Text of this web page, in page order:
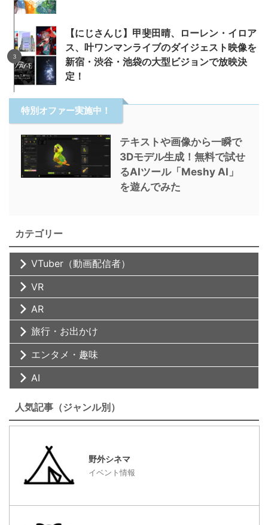
【にじさんじ】甲斐田晴、ローレン・イロア
ス、叶ワンマンライブのダイジェスト映像を
新宿・渋谷・池袋の大型ビジョンで放映決
定！
特別オファー実施中！
テキストや画像から一瞬で
3Dモデル生成！無料で試せ
るAIツール「Meshy AI」
を遊んでみた
カテゴリー
VTuber（動画配信者）
VR
AR
旅行・お出かけ
エンタメ・趣味
AI
人気記事（ジャンル別）
野外シネマ
イベント情報